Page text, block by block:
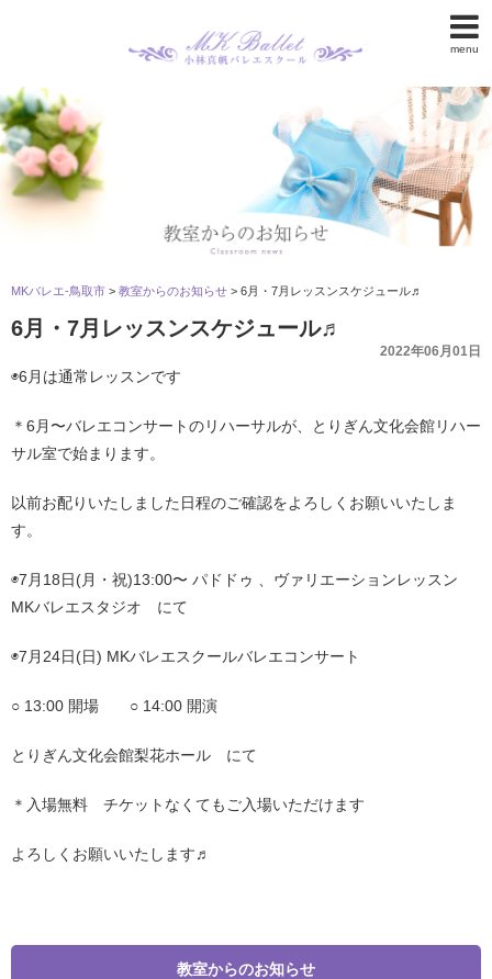
menu
MKバレエ-鳥取市 > 教室からのお知らせ > 6月・7月レッスンスケジュール♬
6月・7月レッスンスケジュール♬
2022年06月01日
◉6月は通常レッスンです
＊6月〜バレエコンサートのリハーサルが、とりぎん文化会館リハー
サル室で始まります。
以前お配りいたしました日程のご確認をよろしくお願いいたしま
す。
◉7月18日(月・祝)13:00〜 パドドゥ 、ヴァリエーションレッスン
MKバレエスタジオ にて
◉7月24日(日) MKバレエスクールバレエコンサート
○ 13:00 開場 ○ 14:00 開演
とりぎん文化会館梨花ホール にて
＊入場無料 チケットなくてもご入場いただけます
よろしくお願いいたします♬
教室からのお知らせ